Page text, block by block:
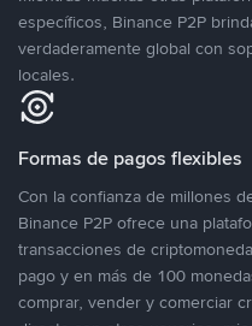
específicos, Binance P2P
verdaderamente global con
locales.
Formas de pagos flexibles
Con la confianza de millones
Binance P2P ofrece una
transacciones de
pago y en más de 100
comprar, vender y comerciar